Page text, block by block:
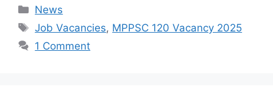
Categories
News
Tags
Job Vacancies, MPPSC 120 Vacancy 2025
1 Comment